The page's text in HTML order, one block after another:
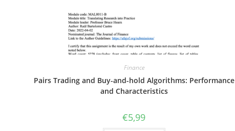
Finance
Pairs Trading and Buy-and-hold Algorithms: Performance
and Characteristics
€5,99